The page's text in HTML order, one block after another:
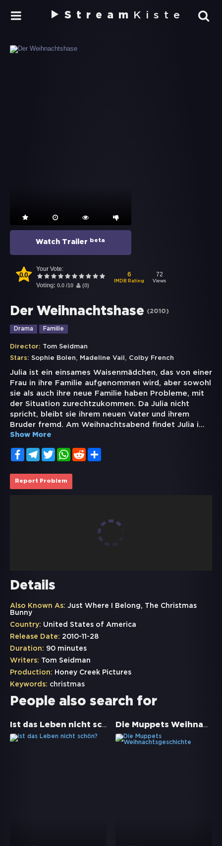
Stream Kiste
Watch Trailer beta
0.0
Your Vote:
Voting: 0.0 /10 (0)
6
IMDB Rating
72
Views
Der Weihnachtshase (2010)
Drama Familie
Director: Tom Seidman
Stars: Sophie Bolen, Madeline Vail , Colby French
Julia ist ein einsames Waisenmädchen, das von einer
Frau in ihre Familie aufgenommen wird, aber sowohl
sie als auch ihre neue Familie haben Probleme, mit
der Situation zurechtzukommen. Da Julia nicht
spricht, bleibt sie ihrem neuen Vater und ihrem
Bruder fremd. Am Weihnachtsabend findet Julia i...
Show More
FacebookTelegramTwitterWhatsApp
Reddit
Report Problem
Details
Also Known As: Just Where I Belong, The Christmas
Bunny
Country: United States of America
Release Date: 2010-11-28
Duration: 90 minutes
Writers: Tom Seidman
Production: Honey Creek Pictures
Keywords: christmas
People also search for
Ist das Leben nicht schön? Die Muppets Weihnachtsgeschichte